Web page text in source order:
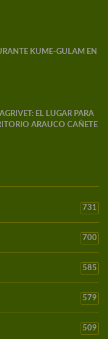
KUME-GULAM EN
EL LUGAR PARA
ARAUCO CAÑETE
731
700
585
579
509